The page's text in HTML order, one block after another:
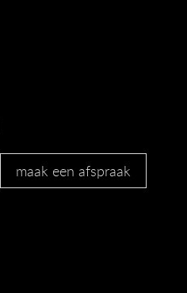
maak een afspraak